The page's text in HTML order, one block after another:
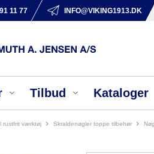
11 77 INFO@VIKING1913.DK
Tilbud Kataloger
rustfrit værktøj skraldenøgler toppe tilbehør